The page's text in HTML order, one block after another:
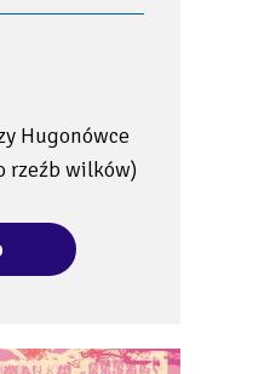
Hugonówce
rzeźb wilków)